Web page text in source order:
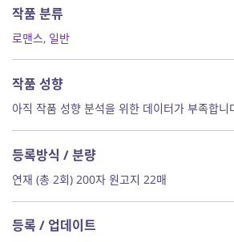
작품 분류
로맨스, 일반
작품 성향
아직 작품 성향 분석을 위한 데이터가 부족합니
등록방식 / 분량
연재 (총 2회) 200자 원고지 22매
등록 / 업데이트